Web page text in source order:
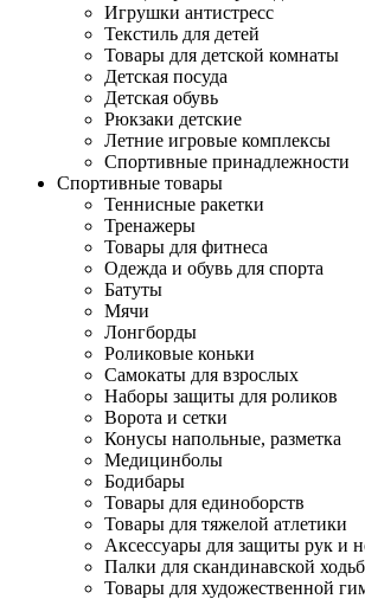
Игрушки антистресс
Текстиль для детей
Товары для детской комнаты
Детская посуда
Детская обувь
Рюкзаки детские
Летние игровые комплексы
Спортивные принадлежности
Спортивные товары
Теннисные ракетки
Тренажеры
Товары для фитнеса
Одежда и обувь для спорта
Батуты
Мячи
Лонгборды
Роликовые коньки
Самокаты для взрослых
Наборы защиты для роликов
Ворота и сетки
Конусы напольные, разметка
Медицинболы
Бодибары
Товары для единоборств
Товары для тяжелой атлетики
Аксессуары для защиты рук и
Палки для скандинавской
Товары для художественной